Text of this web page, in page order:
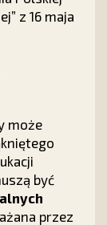
z 16 maja
może
być
przez